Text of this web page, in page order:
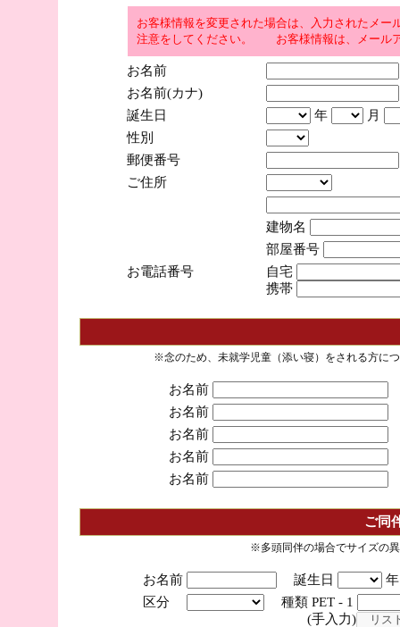
お客様情報を変更された場合は、入力されたメ
注意をしてください。 お客様情報は、メール
お名前
お名前(カナ)
誕生日
年
月
性別
郵便番号
ご住所
建物名
部屋番号
お電話番号
自宅
携帯
※念のため、未就学児童（添い寝）をされる方に
お名前
お名前
お名前
お名前
お名前
ご同
※多頭同伴の場合でサイズの
お名前 誕生日
区分
種類 PET - 1
(手入力)